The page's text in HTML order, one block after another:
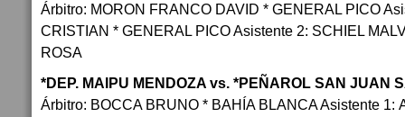
Árbitro: MORON FRANCO DAVID * GENERAL PICO
CRISTIAN * GENERAL PICO Asistente 2: SCHIEL
ROSA
*DEP. MAIPU MENDOZA vs. *PEÑAROL SAN JUAN
Árbitro: BOCCA BRUNO * BAHÍA BLANCA Asistente 1: